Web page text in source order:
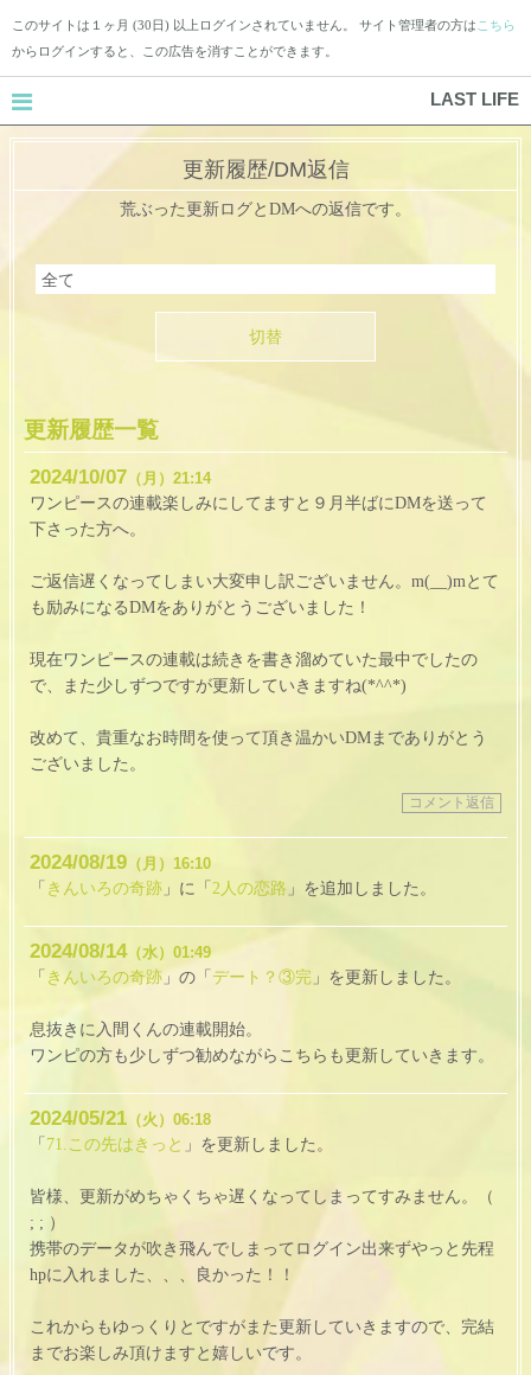
このサイトは１ヶ月 (30日) 以上ログインされていません。 サイト管理者の方は こちら
からログインすると、この広告を消すことができます。
LAST LIFE
更新履歴/DM返信
荒ぶった更新ログとDMへの返信です。
切替
更新履歴一覧
2024 10 07 （月） 21:14
ワンピースの連載楽しみにしてますと９月半ばにDMを送って
下さった方へ。
ご返信遅くなってしまい大変申し訳ございません。m(__)mとて
も励みになるDMをありがとうございました！
現在ワンピースの連載は続きを書き溜めていた最中でしたの
で、また少しずつですが更新していきますね(*^^*)
改めて、貴重なお時間を使って頂き温かいDMまでありがとう
ございました。
コメント返信
2024 08 19 （月） 16:10
「 きんいろの奇跡 」に「 2人の恋路 」を追加しました。
2024 08 14（水） 01:49
「 きんいろの奇跡 」の「 デート？③完 」を更新しました。
息抜きに入間くんの連載開始。
ワンピの方も少しずつ勧めながらこちらも更新していきます。
2024 05 21 （火） 06:18
「 71.この先はきっと 」を更新しました。
皆様、更新がめちゃくちゃ遅くなってしまってすみません。（
; ; ）
携帯のデータが吹き飛んでしまってログイン出来ずやっと先程
hpに入れました、、、良かった！！
これからもゆっくりとですがまた更新していきますので、完結
までお楽しみ頂けますと嬉しいです。